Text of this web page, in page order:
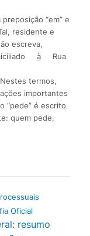
“em” e
residente e
escreva,
à
Rua
termos,
importantes
“pede” é escrito
quem pede,
Oficial
resumo